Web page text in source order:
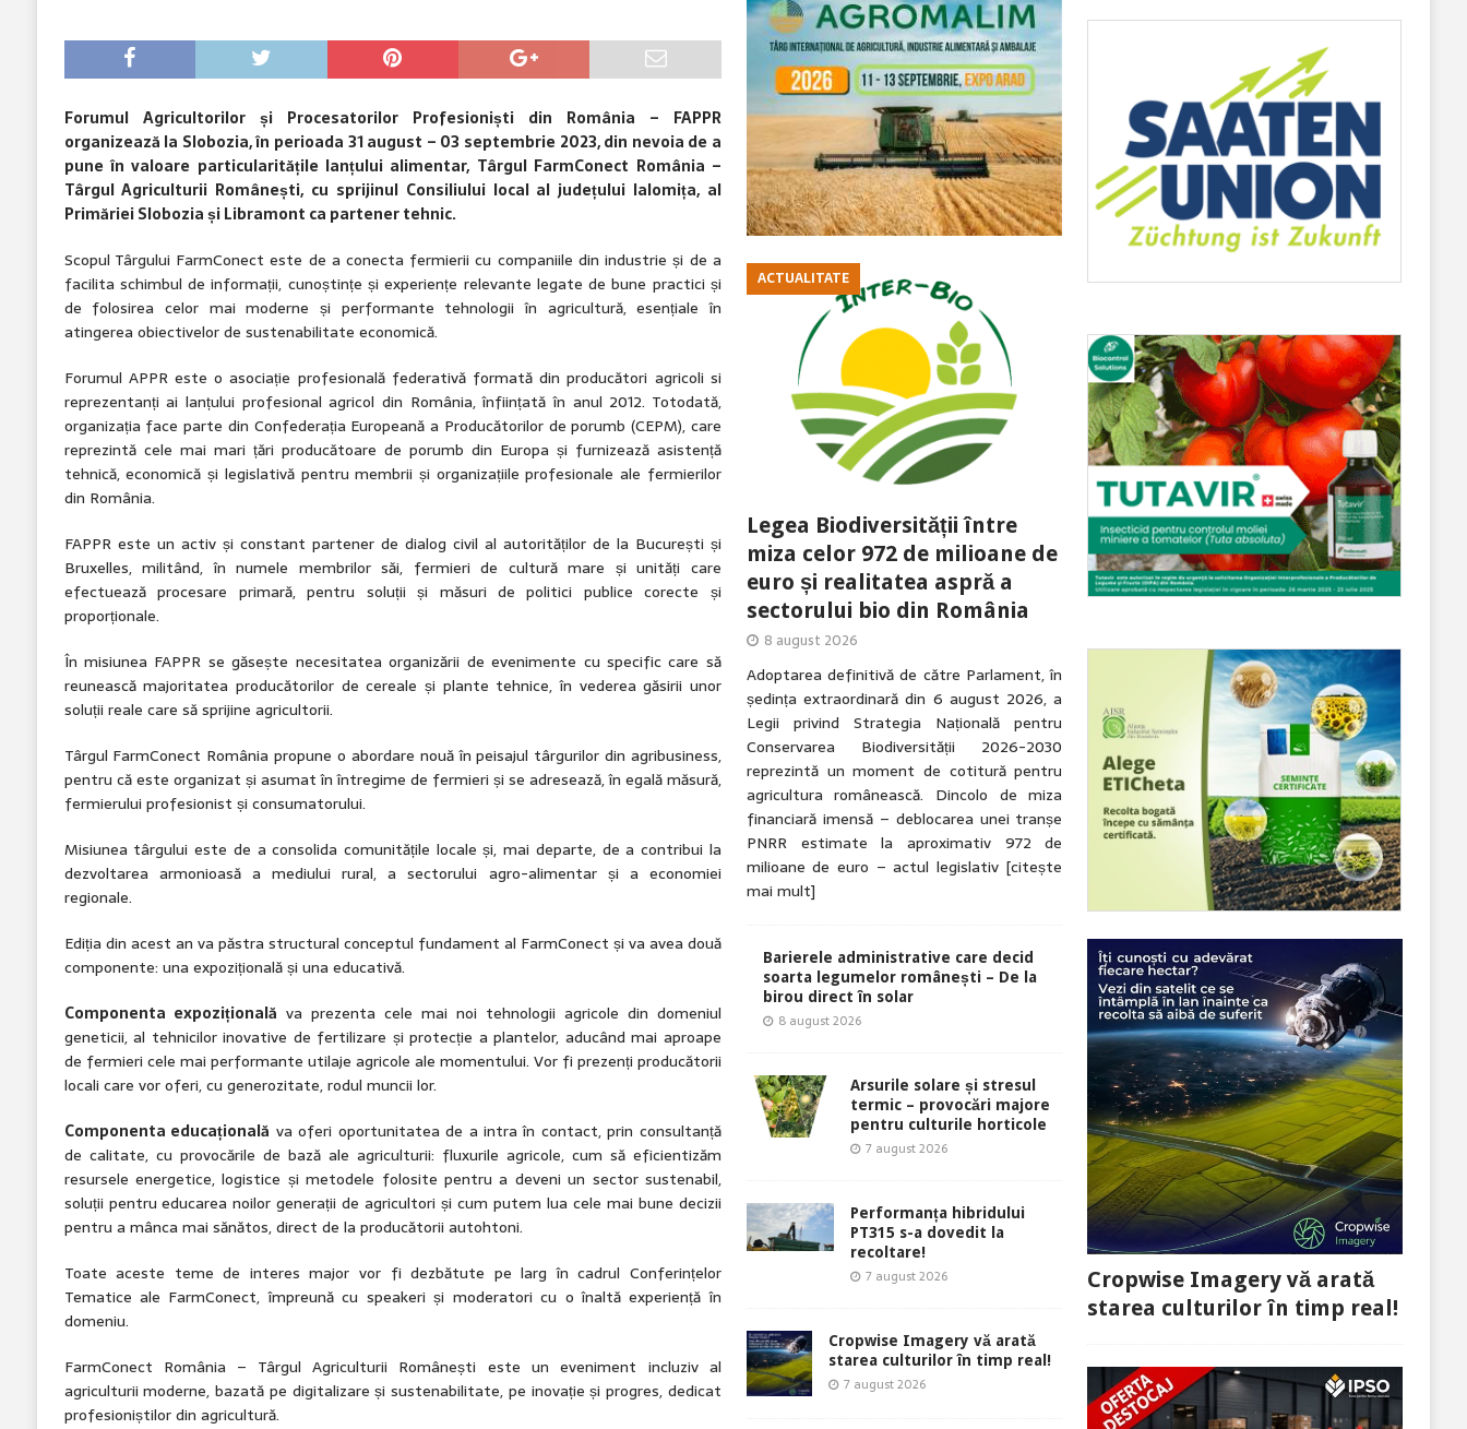
Forumul Agricultorilor și Procesatorilor Profesioniști din România – FAPPR
organizează la Slobozia, în perioada 31 august – 03 septembrie 2023, din nevoia de a
pune în valoare particularitățile lanțului alimentar, Târgul FarmConect România –
Târgul Agriculturii Românești, cu sprijinul Consiliului local al județului Ialomița, al
Primăriei Slobozia și Libramont ca partener tehnic.
Scopul Târgului FarmConect este de a conecta fermierii cu companiile din industrie și de a
facilita schimbul de informații, cunoștințe și experiențe relevante legate de bune practici și
de folosirea celor mai moderne și performante tehnologii în agricultură, esențiale în
atingerea obiectivelor de sustenabilitate economică.
Forumul APPR este o asociație profesională federativă formată din producători agricoli si
reprezentanți ai lanțului profesional agricol din România, înființată în anul 2012. Totodată,
organizația face parte din Confederația Europeană a Producătorilor de porumb (CEPM), care
reprezintă cele mai mari țări producătoare de porumb din Europa și furnizează asistență
tehnică, economică și legislativă pentru membrii și organizațiile profesionale ale fermierilor
din România.
FAPPR este un activ și constant partener de dialog civil al autorităților de la București și
Bruxelles, militând, în numele membrilor săi, fermieri de cultură mare și unități care
efectuează procesare primară, pentru soluții și măsuri de politici publice corecte și
proporționale.
În misiunea FAPPR se găsește necesitatea organizării de evenimente cu specific care să
reunească majoritatea producătorilor de cereale și plante tehnice, în vederea găsirii unor
soluții reale care să sprijine agricultorii.
Târgul FarmConect România propune o abordare nouă în peisajul târgurilor din agribusiness,
pentru că este organizat și asumat în întregime de fermieri și se adresează, în egală măsură,
fermierului profesionist și consumatorului.
Misiunea târgului este de a consolida comunitățile locale și, mai departe, de a contribui la
dezvoltarea armonioasă a mediului rural, a sectorului agro-alimentar și a economiei
regionale.
Ediția din acest an va păstra structural conceptul fundament al FarmConect și va avea două
componente: una expozițională și una educativă.
Componenta expozițională va prezenta cele mai noi tehnologii agricole din domeniul
geneticii, al tehnicilor inovative de fertilizare și protecție a plantelor, aducând mai aproape
de fermieri cele mai performante utilaje agricole ale momentului. Vor fi prezenți producătorii
locali care vor oferi, cu generozitate, rodul muncii lor.
Componenta educațională va oferi oportunitatea de a intra în contact, prin consultanță
de calitate, cu provocările de bază ale agriculturii: fluxurile agricole, cum să eficientizăm
resursele energetice, logistice și metodele folosite pentru a deveni un sector sustenabil,
soluții pentru educarea noilor generații de agricultori și cum putem lua cele mai bune decizii
pentru a mânca mai sănătos, direct de la producătorii autohtoni.
Toate aceste teme de interes major vor fi dezbătute pe larg în cadrul Conferințelor
Tematice ale FarmConect, împreună cu speakeri și moderatori cu o înaltă experiență în
domeniu.
FarmConect România – Târgul Agriculturii Românești este un eveniment incluziv al
agriculturii moderne, bazată pe digitalizare și sustenabilitate, pe inovație și progres, dedicat
profesioniștilor din agricultură.
ACTUALITATE
Legea Biodiversității între
miza celor 972 de milioane de
euro și realitatea aspră a
sectorului bio din România
8 august 2026
Adoptarea definitivă de către Parlament, în
ședința extraordinară din 6 august 2026, a
Legii privind Strategia Națională pentru
Conservarea Biodiversității 2026-2030
reprezintă un moment de cotitură pentru
agricultura românească. Dincolo de miza
financiară imensă – deblocarea unei tranșe
PNRR estimate la aproximativ 972 de
milioane de euro – actul legislativ [citește
mai mult]
Barierele administrative care decid
soarta legumelor românești – De la
birou direct în solar
8 august 2026
Arsurile solare și stresul
termic – provocări majore
pentru culturile horticole
7 august 2026
Performanța hibridului
PT315 s-a dovedit la
recoltare!
7 august 2026
Cropwise Imagery vă arată
starea culturilor în timp real!
7 august 2026
Cropwise Imagery vă arată
starea culturilor în timp real!